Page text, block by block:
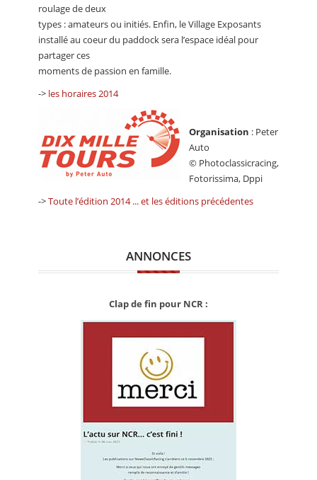
roulage de deux
types : amateurs ou initiés. Enfin, le Village Exposants
installé au coeur du paddock sera l’espace idéal pour
partager ces
moments de passion en famille.
-> les horaires 2014
Organisation : Peter
Auto
© Photoclassicracing,
Fotorissima, Dppi
->Toute l’édition 2014 ... et les éditions précédentes
ANNONCES
Clap de fin pour NCR :